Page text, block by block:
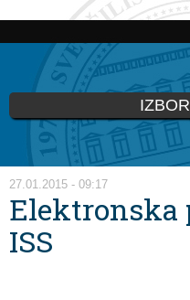
Skip to
content
You are here
27.01.2015 - 09:17
Elektronska
ISS